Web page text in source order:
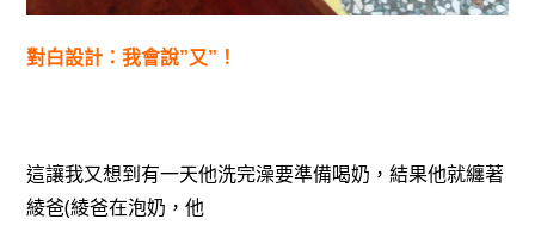
對白設計：我會說”又”！
這讓我又想到有一天他洗完澡要準備喝奶，結果他就纏著
綾爸(綾爸在泡奶，他